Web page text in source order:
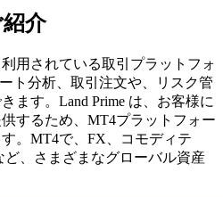
介
用されている取引プラットフォ
ト分析、取引注文や、リスク管
ます。Land Prime は、お客様に
するため、MT4プラットフォー
。MT4で、FX、コモディテ
ど、さまざまなグローバル資産